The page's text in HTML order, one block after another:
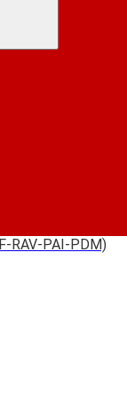
RAV-PAI-PDM)